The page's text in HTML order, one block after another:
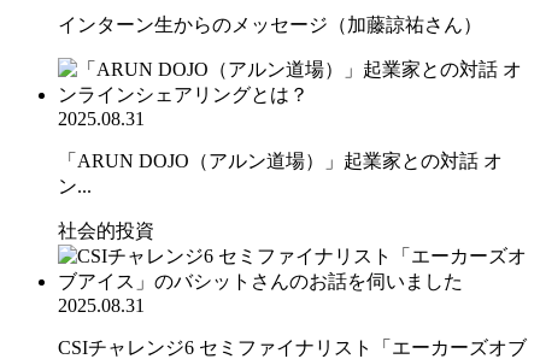
インターン生からのメッセージ（加藤諒祐さん）
2025.08.31
「ARUN DOJO（アルン道場）」起業家との対話 オ
ン...
社会的投資
2025.08.31
CSIチャレンジ6 セミファイナリスト「エーカーズオブ